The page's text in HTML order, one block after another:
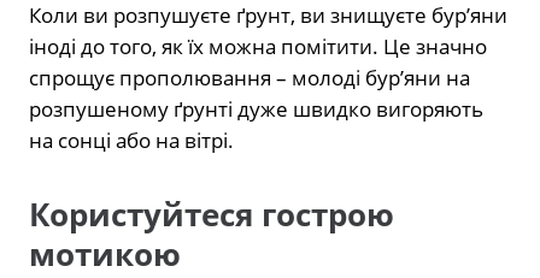
Коли ви розпушуєте ґрунт, ви знищуєте бур’яни
іноді до того, як їх можна помітити. Це значно
спрощує прополювання – молоді бур’яни на
розпушеному ґрунті дуже швидко вигоряють
на сонці або на вітрі.
Користуйтеся гострою
мотикою